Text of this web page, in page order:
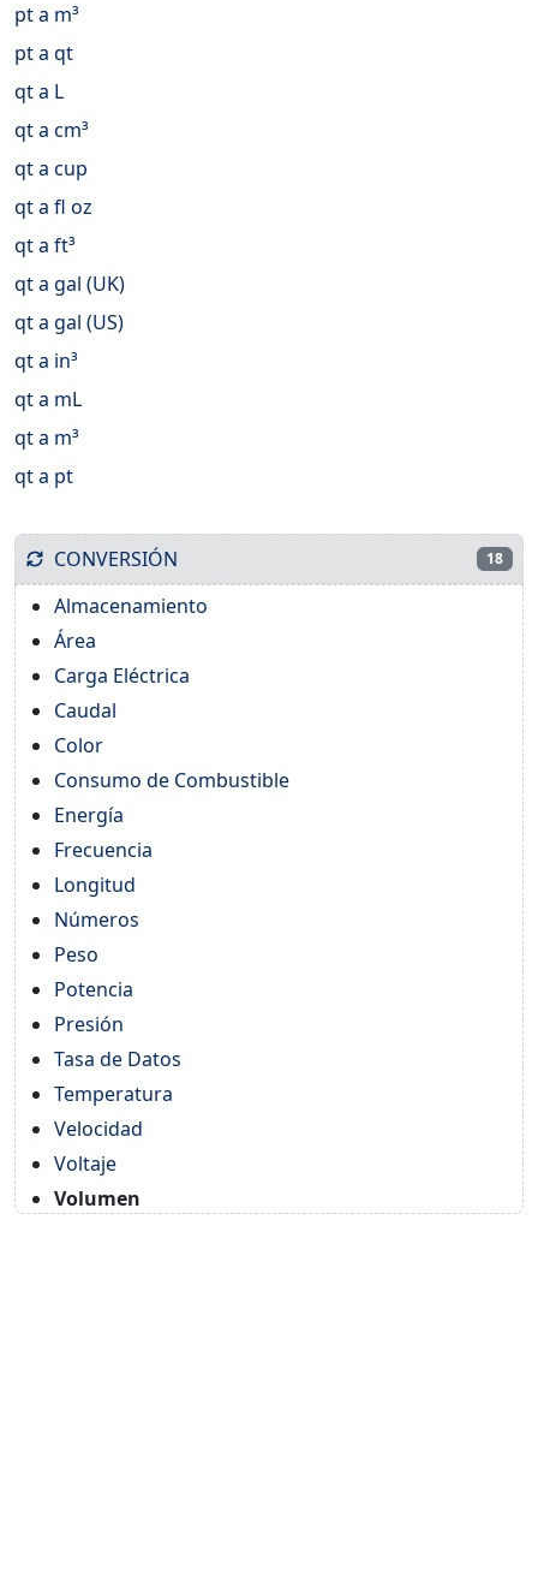
pt a m³
pt a qt
qt a L
qt a cm³
qt a cup
qt a fl oz
qt a ft³
qt a gal (UK)
qt a gal (US)
qt a in³
qt a mL
qt a m³
qt a pt
CONVERSIÓN 18
Almacenamiento
Área
Carga Eléctrica
Caudal
Color
Consumo de Combustible
Energía
Frecuencia
Longitud
Números
Peso
Potencia
Presión
Tasa de Datos
Temperatura
Velocidad
Voltaje
Volumen